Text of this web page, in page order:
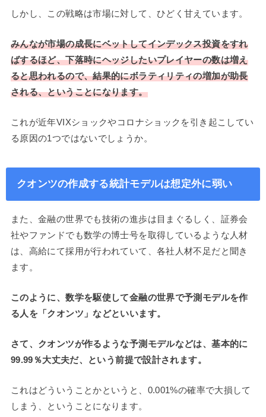
しかし、この戦略は市場に対して、ひどく甘えています。
みんなが市場の成長にベットしてインデックス投資をすれ
ばするほど、下落時にヘッジしたいプレイヤーの数は増え
ると思われるので、結果的にボラティリティの増加が助長
される、ということになります。
これが近年VIXショックやコロナショックを引き起こしてい
る原因の1つではないでしょうか。
クオンツの作成する統計モデルは想定外に弱い
また、金融の世界でも技術の進歩は目まぐるしく、証券会
社やファンドでも数学の博士号を取得しているような人材
は、高給にて採用が行われていて、各社人材不足だと聞き
ます。
このように、数学を駆使して金融の世界で予測モデルを作
る人を「クオンツ」などといいます。
さて、クオンツが作るような予測モデルなどは、基本的に
99.99％大丈夫だ、という前提で設計されます。
これはどういうことかというと、0.001%の確率で大損して
しまう、ということになります。